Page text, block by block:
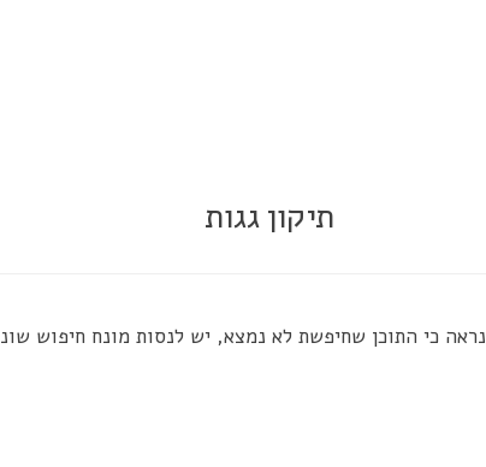
תיקון גגות
נראה כי התוכן שחיפשת לא נמצא, יש לנסות מונח חיפוש